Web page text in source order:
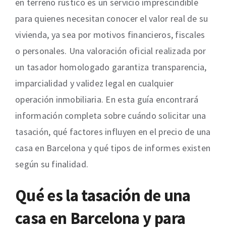
para quienes necesitan conocer el valor real de su
vivienda, ya sea por motivos financieros, fiscales
o personales. Una valoración oficial realizada por
un tasador homologado garantiza transparencia,
imparcialidad y validez legal en cualquier
operación inmobiliaria. En esta guía encontrará
información completa sobre cuándo solicitar una
tasación, qué factores influyen en el precio de una
casa en Barcelona y qué tipos de informes existen
según su finalidad.
Qué es la tasación de una
casa en Barcelona y para